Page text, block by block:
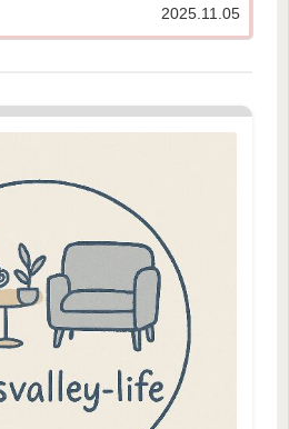
象範囲、使ってみた感想までまとめました。
2025.11.05